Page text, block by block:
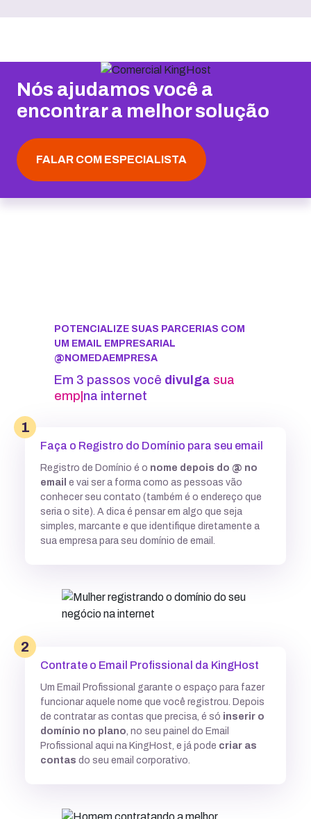
Nós ajudamos você a
encontrar a melhor solução
FALAR COM ESPECIALISTA
POTENCIALIZE SUAS PARCERIAS COM
UM EMAIL EMPRESARIAL
@NOMEDAEMPRESA
Em 3 passos você divulga sua
marca|na internet
1
Faça o Registro do Domínio para seu email
Registro de Domínio é o nome depois do @ no
email e vai ser a forma como as pessoas vão
conhecer seu contato (também é o endereço que
seria o site). A dica é pensar em algo que seja
simples, marcante e que identifique diretamente a
sua empresa para seu domínio de email.
2
Contrate o Email Profissional da KingHost
Um Email Profissional garante o espaço para fazer
funcionar aquele nome que você registrou. Depois
de contratar as contas que precisa, é só inserir o
domínio no plano , no seu painel do Email
Profissional aqui na KingHost, e já pode criar as
contas do seu email corporativo.